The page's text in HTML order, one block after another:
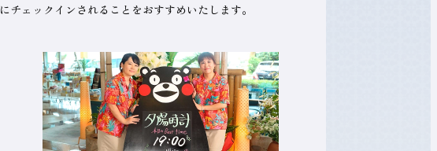
にチェックインされることをおすすめいたします。